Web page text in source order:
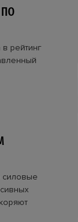
рейтинг
силовые